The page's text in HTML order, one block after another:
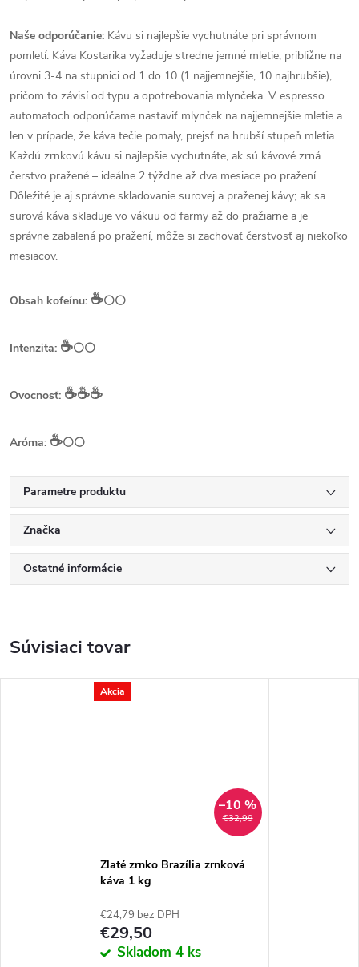
Naše odporúčanie: Kávu si najlepšie vychutnáte pri správnom
pomletí. Káva Kostarika vyžaduje stredne jemné mletie, približne na
úrovni 3-4 na stupnici od 1 do 10 (1 najjemnejšie, 10 najhrubšie),
pričom to závisí od typu a opotrebovania mlynčeka. V espresso
automatoch odporúčame nastaviť mlynček na najjemnejšie mletie a
len v prípade, že káva tečie pomaly, prejsť na hrubší stupeň mletia.
Každú zrnkovú kávu si najlepšie vychutnáte, ak sú kávové zrná
čerstvo pražené – ideálne 2 týždne až dva mesiace po pražení.
Dôležité je aj správne skladovanie surovej a praženej kávy; ak sa
surová káva skladuje vo vákuu od farmy až do pražiarne a je
správne zabalená po pražení, môže si zachovať čerstvosť aj niekoľko
mesiacov.
Obsah kofeínu: ☕️⚪⚪
Intenzita: ☕️⚪⚪
Ovocnosť: ☕️☕️☕️
Aróma: ☕️⚪⚪
Parametre produktu
Značka
Ostatné informácie
Súvisiaci tovar
Akcia
€32,99
–10 %
Zlaté zrnko Brazília zrnková
káva 1 kg
€24,79 bez DPH
€29,50
Skladom 4 ks